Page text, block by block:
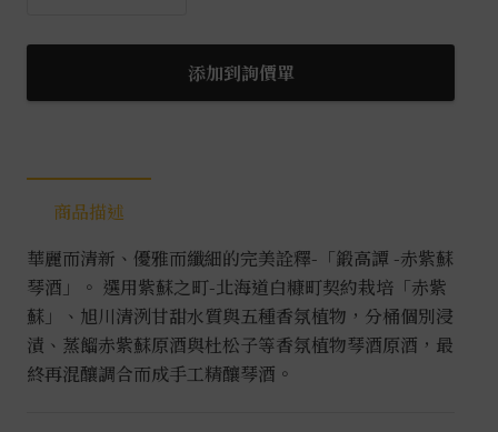
譚-
紫
酒
0.7L
量
添加到詢價單
商品描述
華麗而清新、優雅而纖細的完美詮釋-「鍛高譚 -赤紫蘇
琴酒」。 選用紫蘇之町-北海道白糠町契約栽培「赤紫
蘇」、旭川清洌甘甜水質與五種香氛植物，分桶個別浸
漬、蒸餾赤紫蘇原酒與杜松子等香氛植物琴酒原酒，最
終再混釀調合而成手工精釀琴酒。